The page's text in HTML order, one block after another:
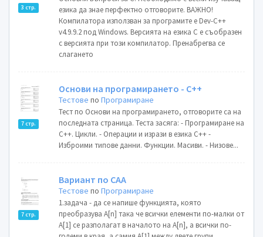
3 стр.
езика да знае перфектно отговорите. ВАЖНО!
Компилатора използван за програмите е Dev-C++
v4.9.9.2 под Windows. Версията на езика С е съобразен
с версията при този компилатор. Пренабрегва се
слагането
7 стр.
Основи на програмирането - С++
Тестове поПрограмиране
Тест по Основи на програмирането, отговорите са на
последната страница. Теста засяга: - Програмиране на
С++. Цикли. - Операции и изрази в езика С++ -
Изброими типове данни. Функции. Масиви. - Низове...
7 стр.
Вариант по САА
Тестове поПрограмиране
1.задача - да се напише функцията, която
преобразува A[n] така че всички елементи по-малки от
А[1] се разполагат в началото на A[n], а всички по-